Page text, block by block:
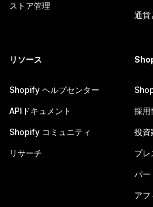
ストア管理
通貨
リソース
Shopify ヘルプセンター
APIドキュメント
Shopify コミュニティ
リサーチ
採用
投資
プレ
パー
アフ